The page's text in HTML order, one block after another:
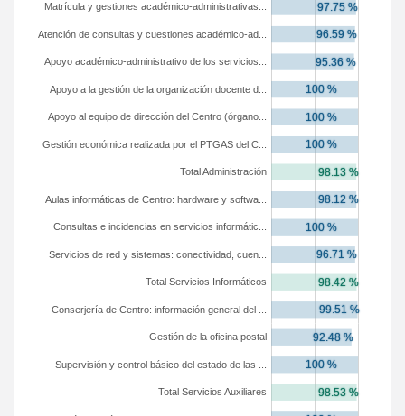
Total Servicios Auxiliares
Supervisión y control básico del estado de las ...
Gestión de la oficina postal
Conserjería de Centro: información general del ...
Total Servicios Informáticos
Servicios de red y sistemas: conectividad, cuen...
Consultas e incidencias en servicios informátic...
Aulas informáticas de Centro: hardware y softwa...
Total Administración
Gestión económica realizada por el PTGAS del C...
Apoyo al equipo de dirección del Centro (órgano...
Apoyo a la gestión de la organización docente d...
Apoyo académico-administrativo de los servicios...
Atención de consultas y cuestiones académico-ad...
Matrícula y gestiones académico-administrativas...